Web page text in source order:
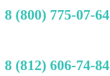
8 (800) 775-07-64
8 (812) 606-74-84